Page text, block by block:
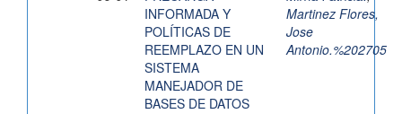
INFORMADA Y
POLÍTICAS DE
REEMPLAZO EN UN
SISTEMA
MANEJADOR DE
BASES DE DATOS
Martinez Flores,
Jose
Antonio.%202705